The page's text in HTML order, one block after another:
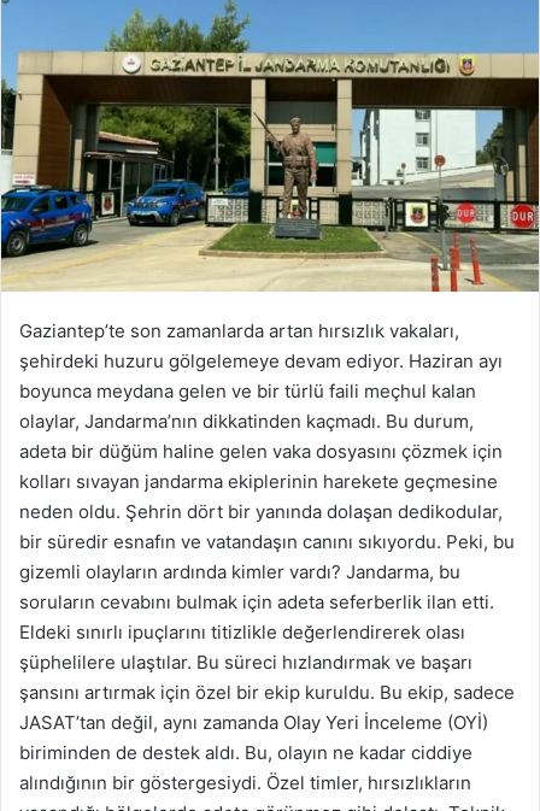
Gaziantep’te son zamanlarda artan hırsızlık vakaları,
şehirdeki huzuru gölgelemeye devam ediyor. Haziran ayı
boyunca meydana gelen ve bir türlü faili meçhul kalan
olaylar, Jandarma’nın dikkatinden kaçmadı. Bu durum,
adeta bir düğüm haline gelen vaka dosyasını çözmek için
kolları sıvayan jandarma ekiplerinin harekete geçmesine
neden oldu. Şehrin dört bir yanında dolaşan dedikodular,
bir süredir esnafın ve vatandaşın canını sıkıyordu. Peki, bu
gizemli olayların ardında kimler vardı? Jandarma, bu
soruların cevabını bulmak için adeta seferberlik ilan etti.
Eldeki sınırlı ipuçlarını titizlikle değerlendirerek olası
şüphelilere ulaştılar. Bu süreci hızlandırmak ve başarı
şansını artırmak için özel bir ekip kuruldu. Bu ekip, sadece
JASAT’tan değil, aynı zamanda Olay Yeri İnceleme (OYİ)
biriminden de destek aldı. Bu, olayın ne kadar ciddiye
alındığının bir göstergesiydi. Özel timler, hırsızlıkların